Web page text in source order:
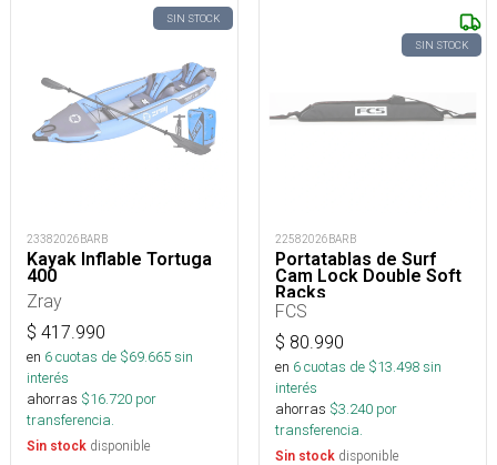
SIN STOCK
23382026BARB
Kayak Inflable Tortuga
400
Zray
$ 417.990
en 6cuotas de $69.665sin
interés
ahorras $16.720 por
transferencia.
Sin stock disponible
SIN STOCK
22582026BARB
Portatablas de Surf
Cam Lock Double Soft
Racks
FCS
$ 80.990
en 6cuotas de $13.498sin
interés
ahorras $3.240 por
transferencia.
Sin stock disponible